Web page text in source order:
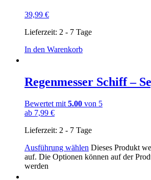
39,99 €
Lieferzeit: 2 - 7 Tage
In den Warenkorb
Regenmesser Schiff –
Bewertet mit 5.00 von 5
ab 7,99 €
Lieferzeit: 2 - 7 Tage
Ausführung wählen Dieses Produkt
auf. Die Optionen können auf der
werden